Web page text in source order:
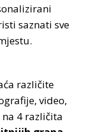
saznati sve
različite
video,
4 različita